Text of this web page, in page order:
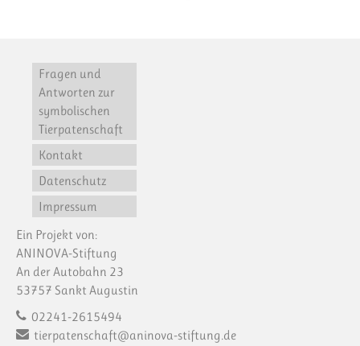
Fragen und
Antworten zur
symbolischen
Tierpatenschaft
Kontakt
Datenschutz
Impressum
Ein Projekt von:
ANINOVA-Stiftung
An der Autobahn 23
53757 Sankt Augustin
02241-2615494
tierpatenschaft@aninova-stiftung.de